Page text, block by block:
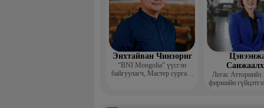
Энхтайван Чинзориг
“BNI Mongolia” үүсгэн
байгуулагч, Мастер сургагч
Легас Атторнийз
фирмийн